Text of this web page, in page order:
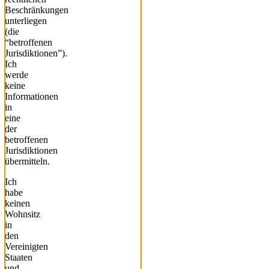
Beschränkungen
unterliegen
(die
“betroffenen
Jurisdiktionen”).
Ich
werde
keine
Informationen
in
eine
der
betroffenen
Jurisdiktionen
übermitteln.
Ich
habe
keinen
Wohnsitz
in
den
Vereinigten
Staaten